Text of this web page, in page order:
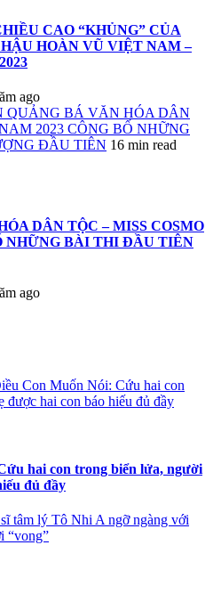
CAO “KHỦNG” CỦA
HOÀN VŨ VIỆT NAM –
ago
QUẢNG BÁ VĂN HÓA DÂN
2023 CÔNG BỐ NHỮNG
ĐẦU TIÊN 16 min read
DÂN TỘC – MISS COSMO
NHỮNG BÀI THI ĐẦU TIÊN
ago
Con Muốn Nói: Cứu hai con
được hai con báo hiếu đủ đầy
hai con trong biển lửa, người
đủ đầy
tâm lý Tô Nhi A ngỡ ngàng với
“vong”